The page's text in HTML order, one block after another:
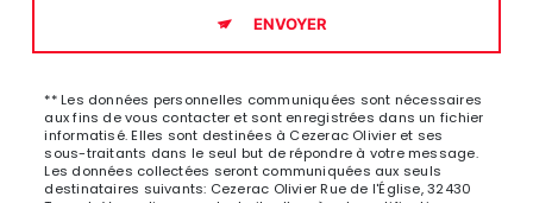
ENVOYER
** Les données personnelles communiquées sont nécessaires
aux fins de vous contacter et sont enregistrées dans un fichier
informatisé. Elles sont destinées à Cezerac Olivier et ses
sous-traitants dans le seul but de répondre à votre message.
Les données collectées seront communiquées aux seuls
destinataires suivants: Cezerac Olivier Rue de l'Église, 32430